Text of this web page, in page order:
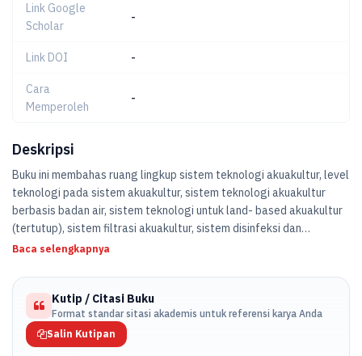
Link Google
Scholar
-
Link DOI -
Cara
Memperoleh
-
Deskripsi
Buku ini membahas ruang lingkup sistem teknologi akuakultur, level
teknologi pada sistem akuakultur, sistem teknologi akuakultur
berbasis badan air, sistem teknologi untuk land- based akuakultur
(tertutup), sistem filtrasi akuakultur, sistem disinfeksi dan
biosekuritas akuakultur, sistem silvofishery, sistem multitrofik.
Baca selengkapnya
Kutip / Citasi Buku
Format standar sitasi akademis untuk referensi karya Anda
Salin Kutipan